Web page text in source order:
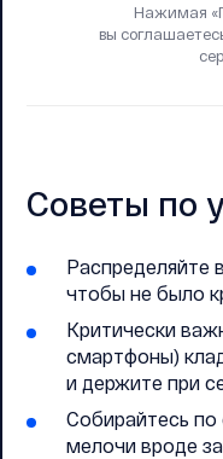
Нажимая
вы
Советы по
Распределяйте
чтобы не было
Критически
смартфоны)
и держите при
Собирайтесь по
мелочи вроде